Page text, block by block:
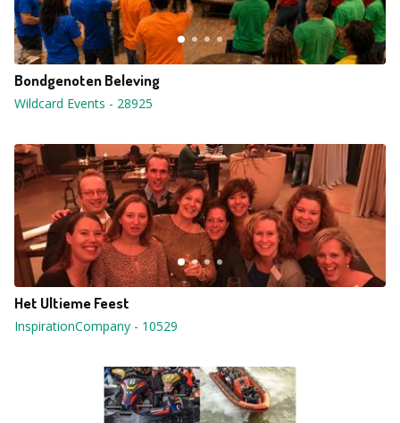
Bondgenoten Beleving
Wildcard Events - 28925
Het Ultieme Feest
InspirationCompany - 10529